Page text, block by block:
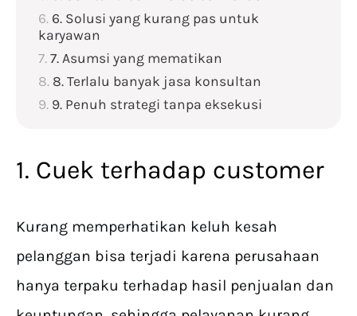
6. Solusi yang kurang pas untuk
karyawan
7. Asumsi yang mematikan
8. Terlalu banyak jasa konsultan
9. Penuh strategi tanpa eksekusi
1. Cuek terhadap customer
Kurang memperhatikan keluh kesah
pelanggan bisa terjadi karena perusahaan
hanya terpaku terhadap hasil penjualan dan